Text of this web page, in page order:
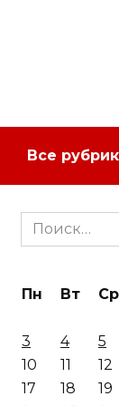
Все
Search
for:
Пн Вт Ср
3
4 5
10
11 12
17
18 19